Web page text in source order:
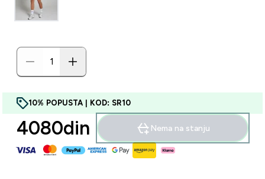
10% POPUSTA | KOD: SR10
4080din‎ Nema na stanju